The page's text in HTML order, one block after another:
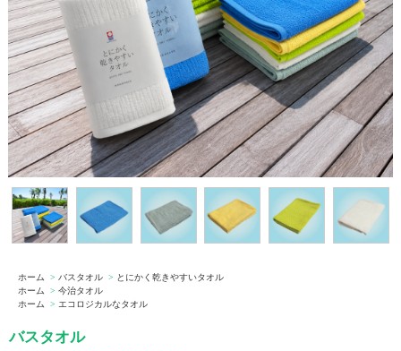
ホーム > バスタオル > とにかく乾きやすいタオル
ホーム
> 今治タオル
ホーム
> エコロジカルなタオル
バスタオル